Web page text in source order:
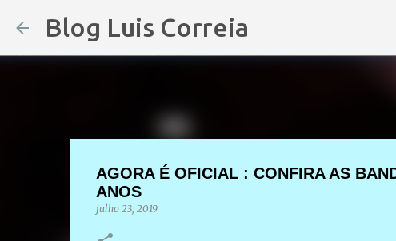
Blog Luis Correia
AGORA É OFICIAL : CONFIRA AS
ANOS
julho 23, 2019